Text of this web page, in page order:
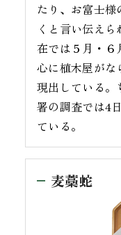
たり、お富士
くと言い伝え
在では５月・
心に植木屋がな
現出している
署の調査では4
ている。
麦藁蛇